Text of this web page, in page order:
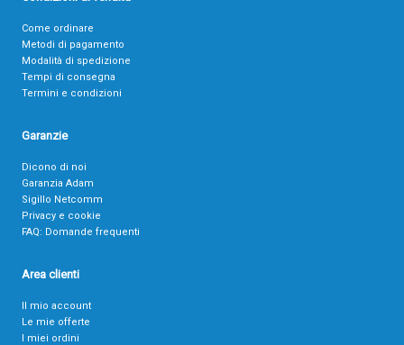
Come ordinare
Metodi di pagamento
Modalità di spedizione
Tempi di consegna
Termini e condizioni
Garanzie
Dicono di noi
Garanzia Adam
Sigillo Netcomm
Privacy e cookie
FAQ: Domande frequenti
Area clienti
Il mio account
Le mie offerte
I miei ordini